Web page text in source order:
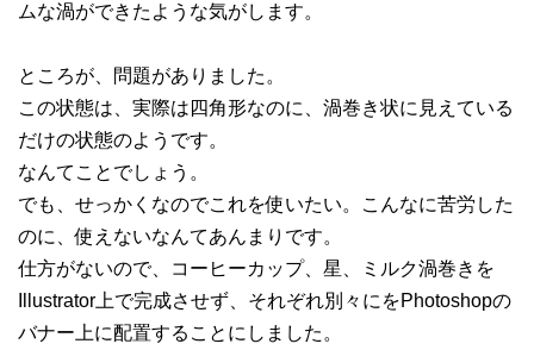
ムな渦ができたような気がします。
ところが、問題がありました。
この状態は、実際は四角形なのに、渦巻き状に見えている
だけの状態のようです。
なんてことでしょう。
でも、せっかくなのでこれを使いたい。こんなに苦労した
のに、使えないなんてあんまりです。
仕方がないので、コーヒーカップ、星、ミルク渦巻きを
Illustrator上で完成させず、それぞれ別々にをPhotoshopの
バナー上に配置することにしました。